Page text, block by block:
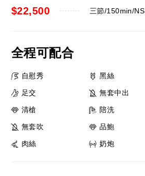
三節/150min/NS
$22,500
全程可配合
自慰秀 黑絲
足交 無套中出
清槍 陪洗
無套吹 品鮑
肉絲 奶炮